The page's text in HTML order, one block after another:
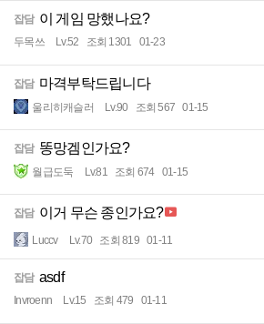
잡담 이 게임 망했나요?
두목쓰 Lv.52 조회 1301 01-23
잡담 마격부탁드립니다
울리히캐슬러 Lv.90 조회 567 01-15
잡담 똥망겜인가요?
월급도둑 Lv.81 조회 674 01-15
잡담 이거 무슨 종인가요?
Luccv Lv.70 조회 819 01-11
잡담 asdf
Invroenn Lv.15 조회 479 01-11